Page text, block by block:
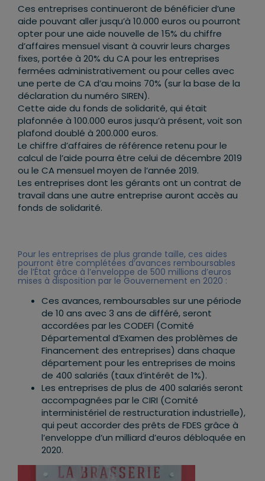
Ces entreprises continueront de bénéficier d’une
aide pouvant aller jusqu’à 10.000 euros ou pourront
opter pour une aide nouvelle de 15% du chiffre
d’affaires mensuel visant à couvrir leurs charges
fixes, portée à 20% du CA pour les entreprises
fermées administrativement ou pour celles avec
une perte de CA d’au moins 70% (sur la base de la
déclaration du numéro SIREN).
Cette aide du fonds de solidarité, qui était
plafonnée à 100.000 euros jusqu’à présent, voit son
plafond doublé à 200.000 euros.
Le chiffre d’affaires de référence retenu pour le
calcul de l’aide pourra être celui de décembre 2019
ou le CA mensuel moyen de l’année 2019.
Les entreprises dont les gérants ont un contrat de
travail dans une autre entreprise auront accès au
fonds de solidarité.
Pour les entreprises de plus grande taille, ces aides
pourront être complétées d’avances remboursables
de l’État grâce à l’enveloppe de 500 millions d’euros
mises à disposition par le Gouvernement en 2020 :
Ces avances, remboursables sur une période
de 10 ans avec 3 ans de différé, seront
accordées par les CODEFI (Comité
Départemental d’Examen des problèmes de
Financement des entreprises) dans chaque
département pour les entreprises de moins
de 400 salariés (taux d’intérêt de 1%).
Les entreprises de plus de 400 salariés seront
accompagnées par le CIRI (Comité
interministériel de restructuration industrielle),
qui peut accorder des prêts de FDES grâce à
l’enveloppe d’un milliard d’euros débloquée en
2020.